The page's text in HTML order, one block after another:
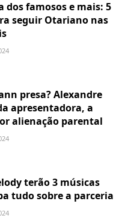
dos famosos e mais: 5
seguir Otariano nas
presa? Alexandre
apresentadora, a
alienação parental
terão 3 músicas
tudo sobre a parceria